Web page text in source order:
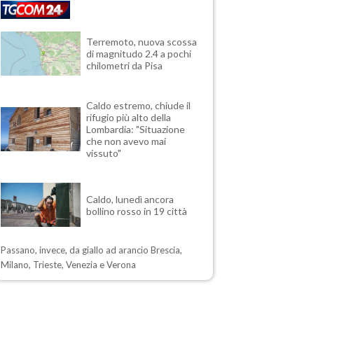
Terremoto, nuova scossa
di magnitudo 2.4 a pochi
chilometri da Pisa
Caldo estremo, chiude il
rifugio più alto della
Lombardia: "Situazione
che non avevo mai
vissuto"
Caldo, lunedì ancora
bollino rosso in 19 città
Passano, invece, da giallo ad arancio Brescia,
Milano, Trieste, Venezia e Verona